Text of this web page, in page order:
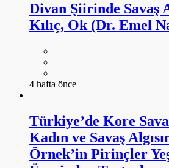
Divan Şiirinde Savaş
Kılıç, Ok (Dr. Emel
4 hafta önce
Türkiye’de Kore
Kadın ve Savaş
Örnek’in Pirinçler